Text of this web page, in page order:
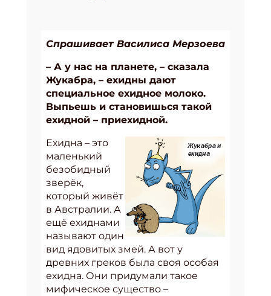
Спрашивает Василиса Мерзоева
– А у нас на планете, – сказала
Жукабра, – ехидны дают
специальное ехидное молоко.
Выпьешь и становишься такой
ехидной – приехидной.
Ехидна – это
маленький
безобидный
зверёк,
который живёт
в Австралии. А
ещё ехиднами
называют один
вид ядовитых змей. А вот у
древних греков была своя особая
ехидна. Они придумали такое
мифическое существо –